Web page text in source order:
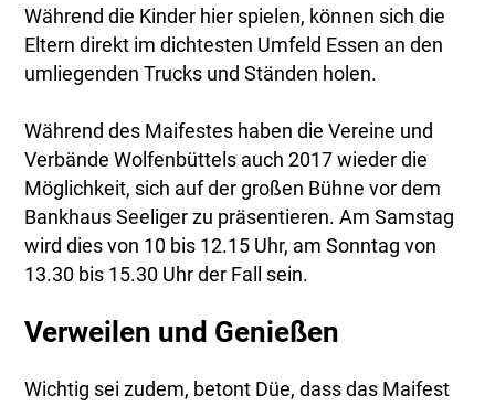
Während die Kinder hier spielen, können sich die
Eltern direkt im dichtesten Umfeld Essen an den
umliegenden Trucks und Ständen holen.
Während des Maifestes haben die Vereine und
Verbände Wolfenbüttels auch 2017 wieder die
Möglichkeit, sich auf der großen Bühne vor dem
Bankhaus Seeliger zu präsentieren. Am Samstag
wird dies von 10 bis 12.15 Uhr, am Sonntag von
13.30 bis 15.30 Uhr der Fall sein.
Verweilen und Genießen
Wichtig sei zudem, betont Düe, dass das Maifest